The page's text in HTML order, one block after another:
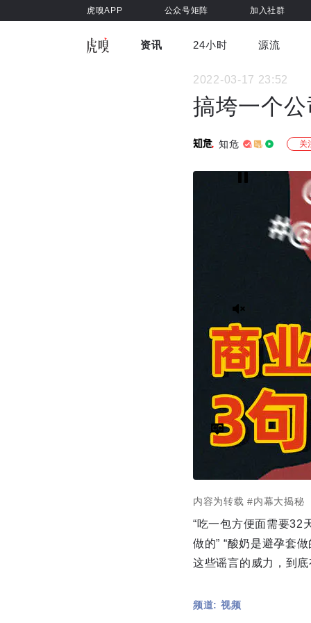
虎嗅APP 公众号矩阵 加入社群
资讯
车与出行
健康
24小时 源流
虎嗅视
2022-03-17 23:52
搞垮一个
知危 关
内容为转载 #内幕大揭秘
“吃一包方便面需要32
做的” “酸奶是避孕套
这些谣言的威力，到底
频道: 视频